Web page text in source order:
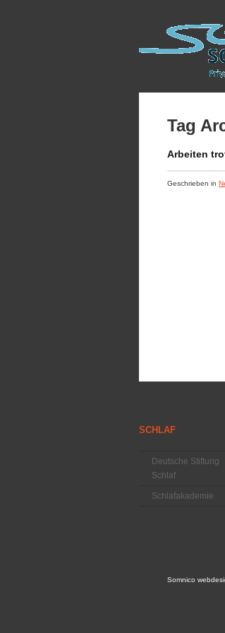
Tag
Arbeiten
Geschrieben in
SCHLAF
Deutsche Stiftung
Schlaf
Schlafakademie
Somnico